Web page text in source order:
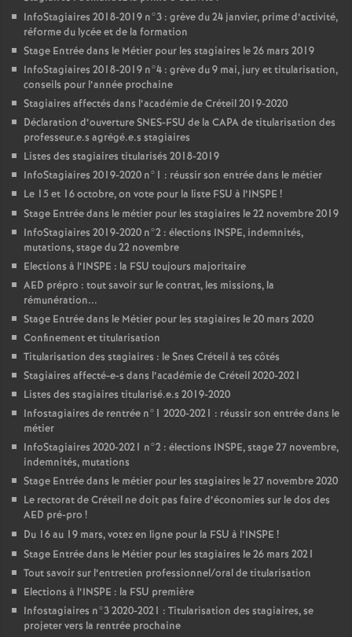
InfoStagiaires 2018-2019 n°3 : grève du 24 janvier, prime d’activité,
réforme du lycée et de la formation
Stage Entrée dans le Métier pour les stagiaires le 26 mars 2019
InfoStagiaires 2018-2019 n°4 : grève du 9 mai, jury et titularisation,
conseils pour l’année prochaine
Stagiaires affectés dans l’académie de Créteil 2019-2020
Déclaration d’ouvertureSNES-FSU de la CAPAde titularisation des
professeur.e.s agrégé.e.s stagiaires
Listes des stagiaires titularisés 2018-2019
InfoStagiaires 2019-2020 n°1 : réussir son entrée dans le métier
Le 15 et 16 octobre, on vote pour la liste FSU à l’INSPE !
Stage Entrée dans le métier pour les stagiaires le 22 novembre 2019
InfoStagiaires 2019-2020 n°2 : élections INSPE, indemnités,
mutations, stage du 22 novembre
Elections à l’INSPE : la FSU toujours majoritaire
AED prépro : tout savoir sur le contrat, les missions, la
rémunération...
Stage Entrée dans le Métier pour les stagiaires le 20 mars 2020
Confinement et titularisation
Titularisation des stagiaires : le Snes Créteil à tes côtés
Stagiaires affecté-e-s dans l’académie de Créteil 2020-2021
Listes des stagiaires titularisé.e.s 2019-2020
Infostagiaires de rentrée n°1 2020-2021 : réussir son entrée dans le
métier
InfoStagiaires 2020-2021 n°2 : élections INSPE, stage 27 novembre,
indemnités, mutations
Stage Entrée dans le métier pour les stagiaires le 27 novembre 2020
Le rectorat de Créteil ne doit pas faire d’économies sur le dos des
AED pré-pro !
Du 16 au 19 mars, votez en ligne pour la FSU à l’INSPE !
Stage Entrée dans le Métier pour les stagiaires le 26 mars 2021
Tout savoir sur l’entretien professionnel/oral de titularisation
Elections à l’INSPE : la FSU première
Infostagiaires n°3 2020-2021 : Titularisation des stagiaires, se
projeter vers la rentrée prochaine